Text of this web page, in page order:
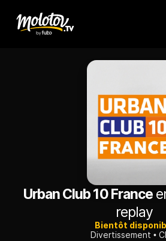
Urban Club 10 France
replay
Bientôt
Divertissement